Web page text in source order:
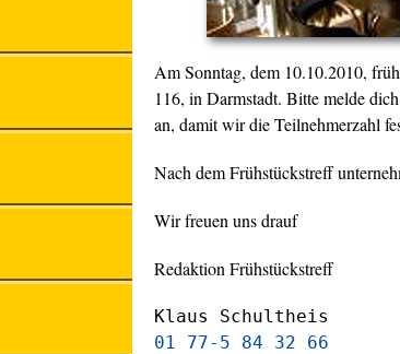
Am Sonntag, dem 10.10.2010,
116, in Darmstadt. Bitte melde
an, damit wir die Teilnehmerzahl
Nach dem Frühstückstreff
Wir freuen uns drauf
Redaktion Frühstückstreff
Klaus Schultheis
01 77-5 84 32 66